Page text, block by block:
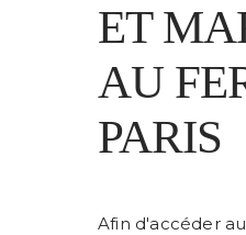
ET
AU
PARIS
Afin d'accéder